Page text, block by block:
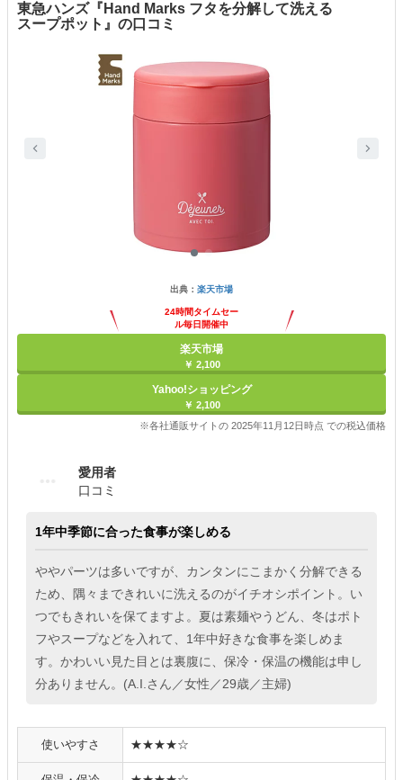
東急ハンズ『Hand Marks フタを分解して洗える
スープポット』の口コミ
出典： 楽天市場
24時間タイムセー
ル毎日開催中
楽天市場
￥ 2,100
Yahoo!ショッピング
￥ 2,100
※各社通販サイトの 2025年11月12日時点 での税込価格
愛用者
口コミ
1年中季節に合った食事が楽しめる
ややパーツは多いですが、カンタンにこまかく分解できる
ため、隅々まできれいに洗えるのがイチオシポイント。い
つでもきれいを保てますよ。夏は素麺やうどん、冬はポト
フやスープなどを入れて、1年中好きな食事を楽しめま
す。かわいい見た目とは裏腹に、保冷・保温の機能は申し
分ありません。(A.I.さん／女性／29歳／主婦)
使いやすさ ★★★★☆